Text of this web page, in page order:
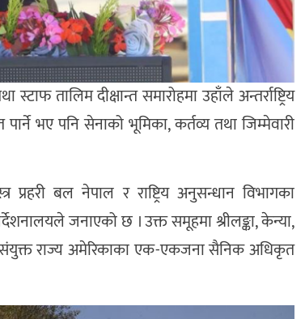
तालिम दीक्षान्त समारोहमा उहाँले अन्तर्राष्ट्रिय
भए पनि सेनाको भूमिका, कर्तव्य तथा जिम्मेवारी
बल नेपाल र राष्ट्रिय अनुसन्धान विभागका
जनाएको छ । उक्त समूहमा श्रीलङ्का, केन्या,
संयुक्त राज्य अमेरिकाका एक-एकजना सैनिक अधिकृत